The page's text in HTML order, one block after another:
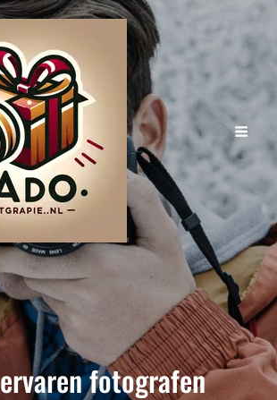
ervaren fotografen